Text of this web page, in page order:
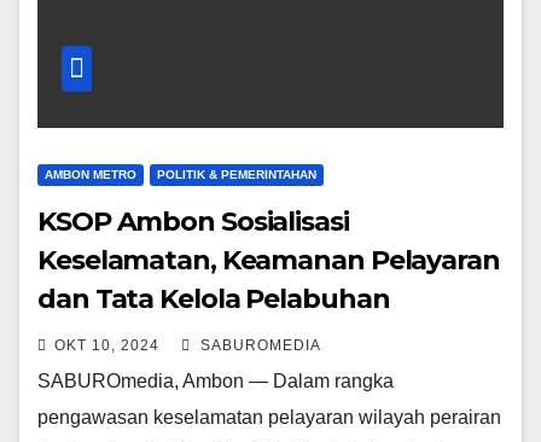
AMBON METRO POLITIK & PEMERINTAHAN
KSOP Ambon Sosialisasi
Keselamatan, Keamanan Pelayaran
dan Tata Kelola Pelabuhan
OKT 10, 2024 SABUROMEDIA
SABUROmedia, Ambon — Dalam rangka
pengawasan keselamatan pelayaran wilayah perairan